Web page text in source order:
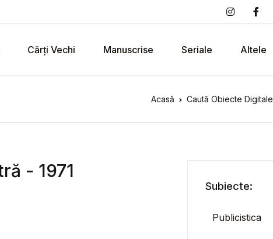
Cărți Vechi Manuscrise Seriale Altele
Acasă Caută Obiecte Digitale
- 1971
Subiecte:
Publicistica